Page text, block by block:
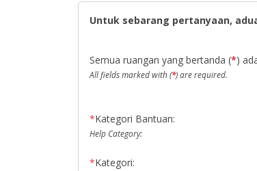
Untuk sebarang pertanyaan,
Semua ruangan yang bertanda (*)
All fields marked with (*) are required.
*Kategori Bantuan:
Help Category:
*Kategori: